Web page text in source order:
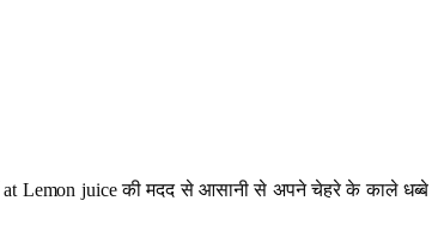
at Lemon juice की मदद से आसानी से अपने चेहरे के काले धब्बे